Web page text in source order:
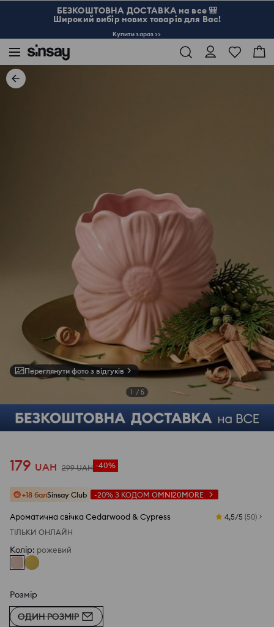
БЕЗКОШТОВНА ДОСТАВКА на все 🎒
Широкий вибір нових товарів для Вас!
Купити зараз >>
Переглянути фото з відгуків
1 / 5
179 UAH 299 UAH -40%
+18 балSinsay Club -20% З КОДОМ OMNI20MORE
Ароматична свічка Cedarwood & Cypress 4,5/5 (50)
ТІЛЬКИ ОНЛАЙН
Колір: рожевий
Розмір
ОДИН РОЗМІР